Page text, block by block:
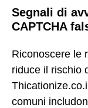
Segnali di
CAPTCHA
Riconoscere le
riduce il rischio
comuni